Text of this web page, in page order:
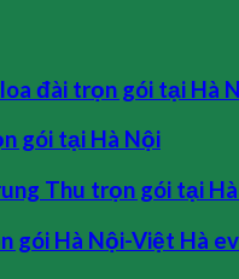
đài trọn gói tại Hà
gói tại Hà Nội
Thu trọn gói tại
gói Hà Nội-Việt Hà